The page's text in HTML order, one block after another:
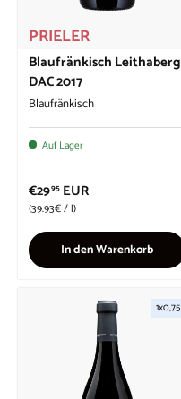
PRIELER
Blaufränkisch Leithaberg
DAC 2017
Blaufränkisch
Auf Lager
€2995 EUR
Grundpreis
39.93€/l
In den Warenkorb
1x0,75